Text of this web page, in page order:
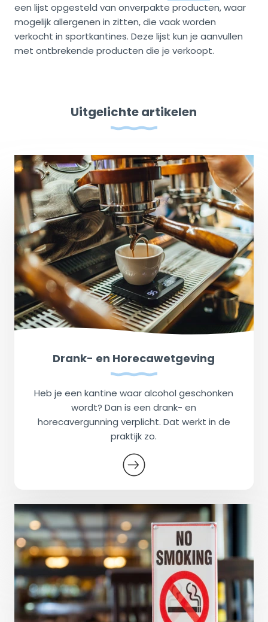
een lijst opgesteld van onverpakte producten, waar
mogelijk allergenen in zitten, die vaak worden
verkocht in sportkantines. Deze lijst kun je aanvullen
met ontbrekende producten die je verkoopt.
Uitgelichte artikelen
Drank- en Horecawetgeving
Heb je een kantine waar alcohol geschonken
wordt? Dan is een drank- en
horecavergunning verplicht. Dat werkt in de
praktijk zo.